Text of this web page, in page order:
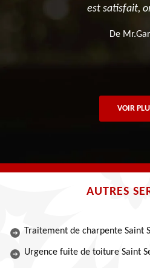
est satisfait,
De
VOIR
AUTRES
Traitement de charpente Saint
Urgence fuite de toiture Saint